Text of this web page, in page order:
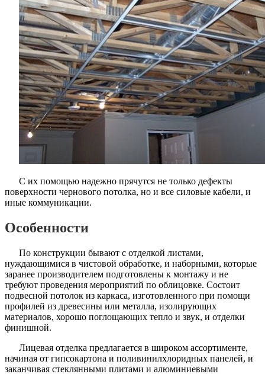
С их помощью надежно прячутся не только дефекты
поверхности чернового потолка, но и все силовые кабели, и
иные коммуникации.
Особенности
По конструкции бывают с отделкой листами,
нуждающимися в чистовой обработке, и наборными, которые
заранее производителем подготовлены к монтажу и не
требуют проведения мероприятий по облицовке. Состоит
подвесной потолок из каркаса, изготовленного при помощи
профилей из древесины или металла, изолирующих
материалов, хорошо поглощающих тепло и звук, и отделки
финишной.
Лицевая отделка предлагается в широком ассортименте,
начиная от гипсокартона и поливинилхлоридных панелей, и
заканчивая стеклянными плитами и алюминиевыми